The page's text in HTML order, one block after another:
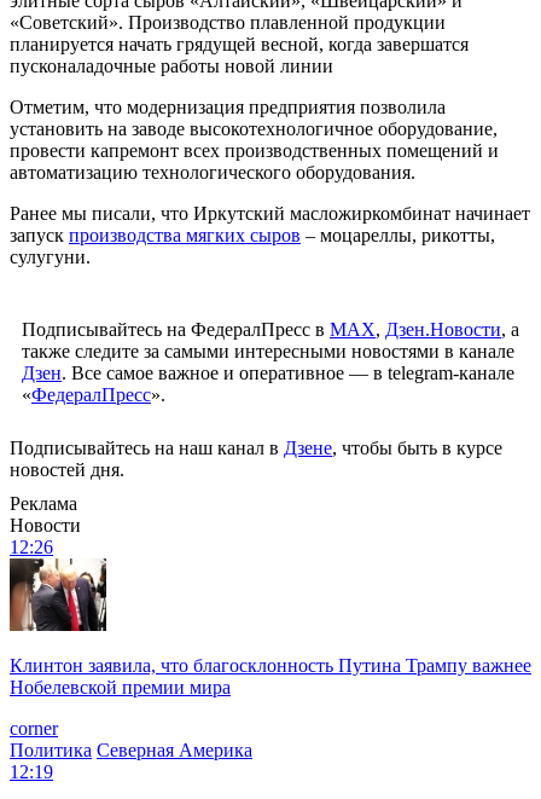
«Советский». Производство плавленной продукции
планируется начать грядущей весной, когда завершатся
пусконаладочные работы новой линии
Отметим, что модернизация предприятия позволила
установить на заводе высокотехнологичное оборудование,
провести капремонт всех производственных помещений и
автоматизацию технологического оборудования.
Ранее мы писали, что Иркутский масложиркомбинат начинает
запуск производства мягких сыров – моцареллы, рикотты,
сулугуни.
Подписывайтесь на ФедералПресс в МАХ, Дзен.Новости, а
также следите за самыми интересными новостями в канале
Дзен. Все самое важное и оперативное — в telegram-канале
«ФедералПресс».
Подписывайтесь на наш канал в Дзене, чтобы быть в курсе
новостей дня.
Реклама
Новости
12:26
Клинтон заявила, что благосклонность Путина Трампу важнее
Нобелевской премии мира
corner
Политика Северная Америка
12:19